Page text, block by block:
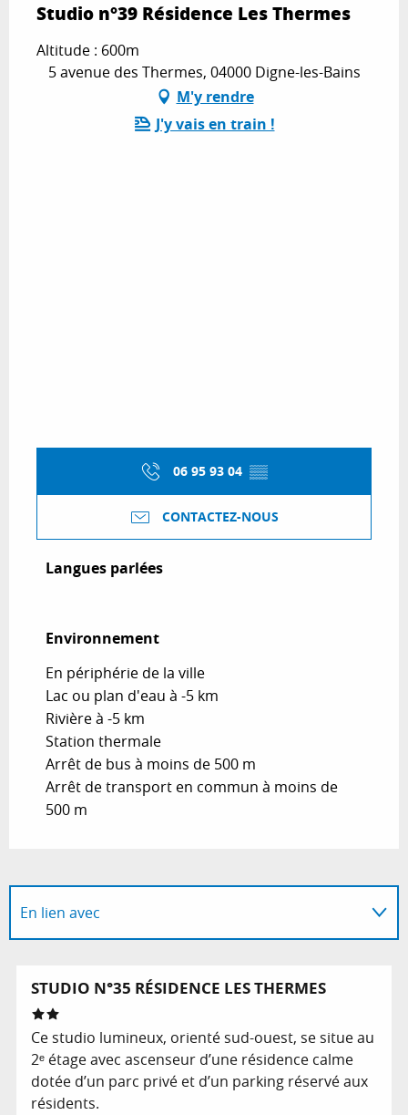
Studio n°39 Résidence Les Thermes
Altitude : 600m
5 avenue des Thermes, 04000 Digne-les-Bains
M'y rendre
J'y vais en train !
06 95 93 04 ▒▒
CONTACTEZ-NOUS
Langues parlées
Langues parlées
Environnement
Environnement
En périphérie de la ville
Lac ou plan d'eau à -5 km
Rivière à -5 km
Station thermale
Arrêt de bus à moins de 500 m
Arrêt de transport en commun à moins de
500 m
En lien avec
STUDIO N°35 RÉSIDENCE LES THERMES
Ce studio lumineux, orienté sud-ouest, se situe au
2ᵉ étage avec ascenseur d’une résidence calme
dotée d’un parc privé et d’un parking réservé aux
résidents.